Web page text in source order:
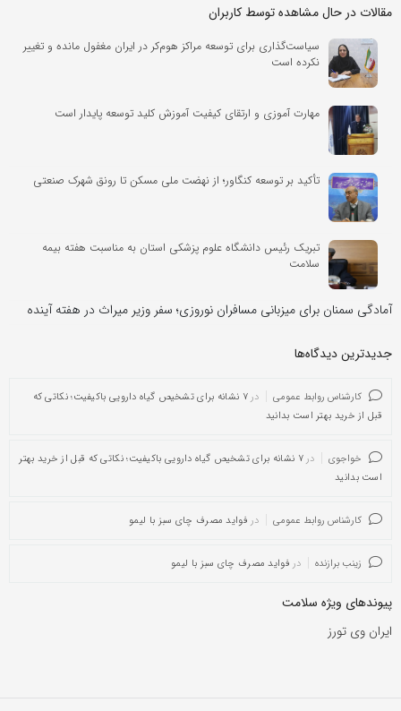
مقالات در حال مشاهده توسط کاربران
سیاست‌گذاری برای توسعه مراکز هوم‌کر در ایران مغفول مانده و تغییر
نکرده است
مهارت آموزی و ارتقای کیفیت آموزش کلید توسعه پایدار است
تأکید بر توسعه کنگاور؛ از نهضت ملی مسکن تا رونق شهرک صنعتی
تبریک رئیس دانشگاه علوم پزشکی استان به مناسبت هفته بیمه
سلامت
آمادگی سمنان برای میزبانی مسافران نوروزی؛ سفر وزیر میراث در هفته آینده
جدیدترین دیدگاه‌‌ها
کارشناس روابط عمومی در
۷ نشانه برای تشخیص گیاه دارویی باکیفیت؛ نکاتی که
قبل از خرید بهتر است بدانید
خواجوی در
۷ نشانه برای تشخیص گیاه دارویی باکیفیت؛ نکاتی که قبل از خرید بهتر
است بدانید
کارشناس روابط عمومی در فواید مصرف چای سبز با لیمو
زینب برازنده در فواید مصرف چای سبز با لیمو
پیوندهای ویژه سلامت
ایران وی تورز